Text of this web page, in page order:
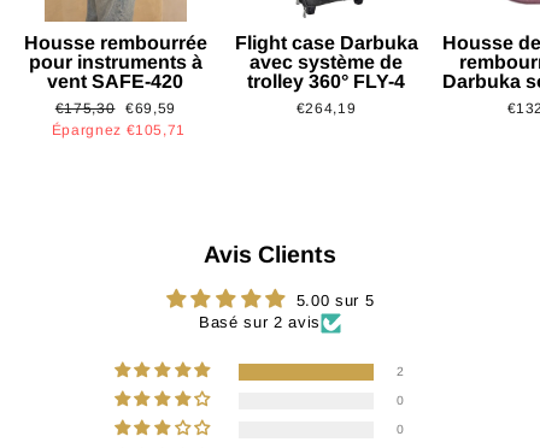
Housse rembourrée
pour instruments à
vent SAFE-420
Prix
régulier
€175,30
Prix
réduit
€69,59
Épargnez €105,71
Flight case Darbuka
avec système de
trolley 360° FLY-4
€264,19
Housse
Darbuka
Avis Clients
5.00 sur 5
Basé sur 2 avis
2
0
0